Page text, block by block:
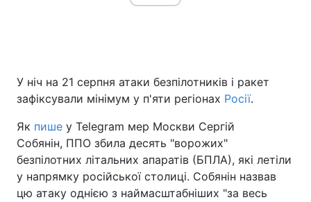
У ніч на 21 серпня атаки безпілотників і ракет
зафіксували мінімум у п'яти регіонах Росії.
Як пише у Теlegram мер Москви Сергій
Собянін, ППО збила десять "ворожих"
безпілотних літальних апаратів (БПЛА), які летіли
у напрямку російської столиці. Собянін назвав
цю атаку однією з наймасштабніших "за весь